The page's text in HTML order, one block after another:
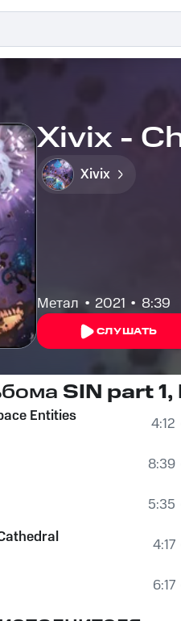
Xivix -
Xivix
Метал 2021 8:39
СЛУШАТЬ
SIN part
Entities
4:12
8:39
5:35
4:17
6:17